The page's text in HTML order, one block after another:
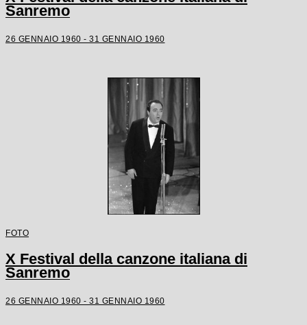
Sanremo
26 GENNAIO 1960 - 31 GENNAIO 1960
FOTO
X Festival della canzone italiana di
Sanremo
26 GENNAIO 1960 - 31 GENNAIO 1960